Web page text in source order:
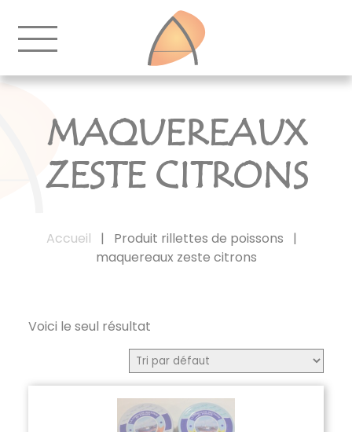
MAQUEREAUX
ZESTE CITRONS
Accueil | Produit rillettes de poissons
|
maquereaux zeste citrons
Voici le seul résultat